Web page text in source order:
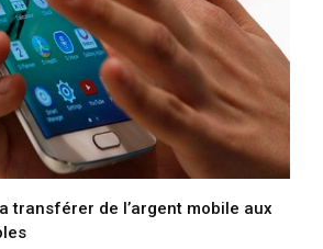
transférer de l’argent mobile aux